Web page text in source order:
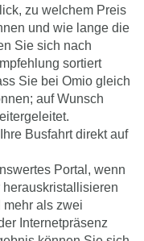
zu welchem Preis
und wie lange die
Sie sich nach
sortiert
Sie bei Omio gleich
auf Wunsch
Busfahrt direkt auf
Portal, wenn
mehr als zwei
Internetpräsenz